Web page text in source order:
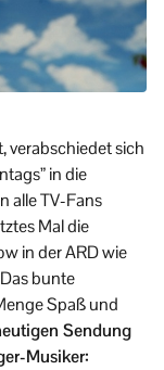
verabschiedet sich
in die
alle TV-Fans
Mal die
in der ARD wie
bunte
Spaß und
Sendung
Musiker: